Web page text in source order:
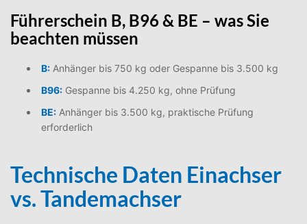
Führerschein B, B96 & BE – was Sie
beachten müssen
B: Anhänger bis 750 kg oder Gespanne bis 3.500 kg
B96: Gespanne bis 4.250 kg, ohne Prüfung
BE: Anhänger bis 3.500 kg, praktische Prüfung
erforderlich
Technische Daten Einachser
vs. Tandemachser